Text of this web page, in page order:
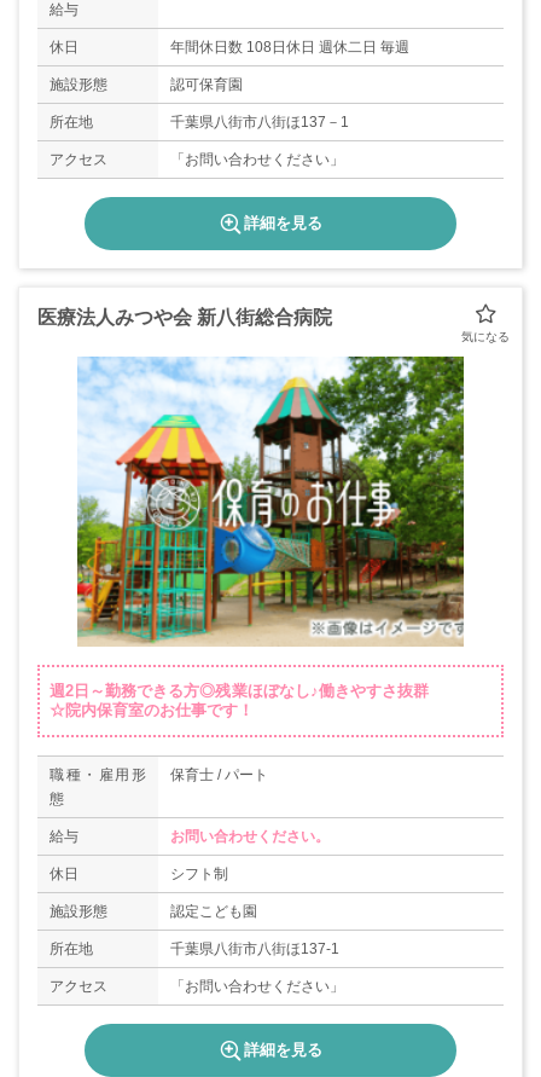
給与
休日 年間休日数 108日休日 週休二日 毎週
施設形態 認可保育園
所在地 千葉県八街市八街ほ137－1
アクセス 「お問い合わせください」
詳細を見る
医療法人みつや会 新八街総合病院
週2日～勤務できる方◎残業ほぼなし♪働きやすさ抜群
☆院内保育室のお仕事です！
職種・雇用形
態
保育士 / パート
給与 お問い合わせください。
休日 シフト制
施設形態 認定こども園
所在地 千葉県八街市八街ほ137-1
アクセス 「お問い合わせください」
詳細を見る